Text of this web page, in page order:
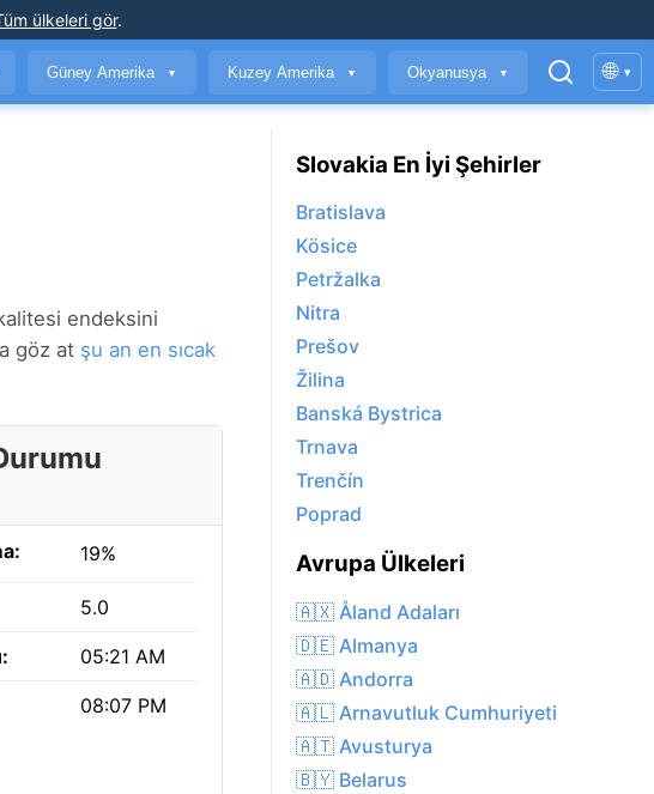
ülkeleri gör.
Güney Amerika ▼ Kuzey Amerika ▼ Okyanusya ▼ 🌐 ▾
endeksini
göz at şu an en sıcak
19%
5.0
05:21 AM
08:07 PM
Slovakia En İyi Şehirler
Bratislava
Kösice
Petržalka
Nitra
Prešov
Žilina
Banská Bystrica
Trnava
Trenčín
Poprad
Avrupa Ülkeleri
🇦🇽 Åland Adaları
🇩🇪 Almanya
🇦🇩 Andorra
🇦🇱 Arnavutluk Cumhuriyeti
🇦🇹 Avusturya
🇧🇾 Belarus